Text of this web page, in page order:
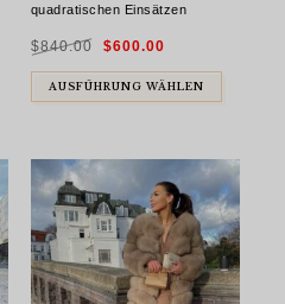
quadratischen Einsätzen
$840.00
Ursprünglicher
Preis
$840.00
$600.00Preis
$600.00.
AUSFÜHRUNG WÄHLEN